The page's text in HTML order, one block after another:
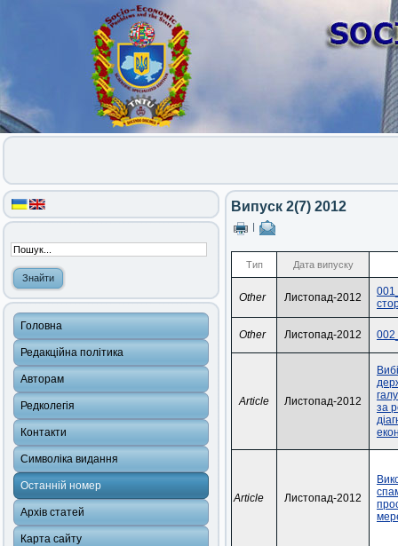
Головна
Редакційна політика
Авторам
Редколегія
Контакти
Символіка видання
Останній номер
Архів статей
Карта сайту
Випуск 2(7) 2012
Тип Дата випуску
Other Листопад-2012
Other Листопад-2012
Article Листопад-2012
за
Article Листопад-2012